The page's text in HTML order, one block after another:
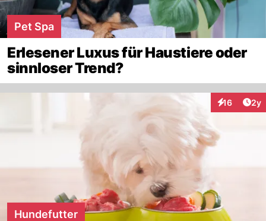
Pet Spa
Erlesener Luxus für Haustiere oder
sinnloser Trend?
16 2y
Hundefutter